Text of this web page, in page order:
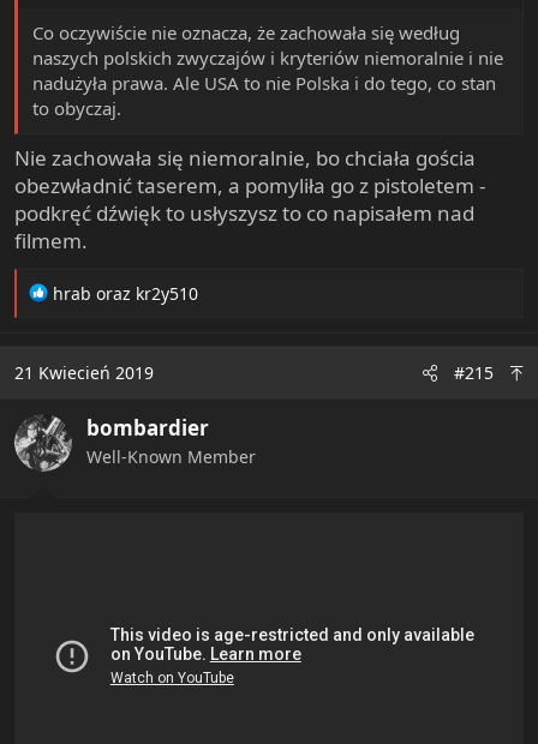
Co oczywiście nie oznacza, że zachowała się według
naszych polskich zwyczajów i kryteriów niemoralnie i nie
nadużyła prawa. Ale USA to nie Polska i do tego, co stan
to obyczaj.
Nie zachowała się niemoralnie, bo chciała gościa
obezwładnić taserem, a pomyliła go z pistoletem -
podkręć dźwięk to usłyszysz to co napisałem nad
filmem.
R
t
o
n
s
hrab oraz kr2y510
21 Kwiecień 2019 #215
bombardier
Well-Known Member